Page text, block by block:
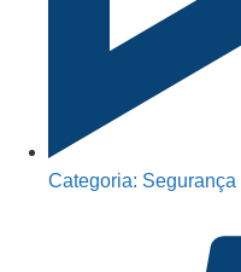
Categoria: Segurança